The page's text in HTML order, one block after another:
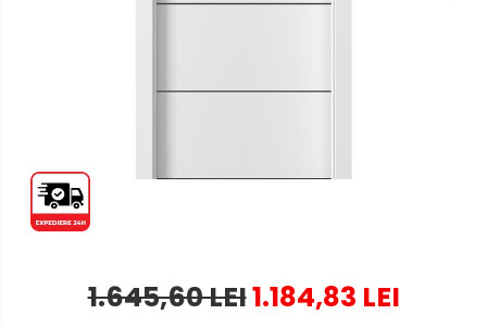
1.645,60 LEI1.184,83 LEI